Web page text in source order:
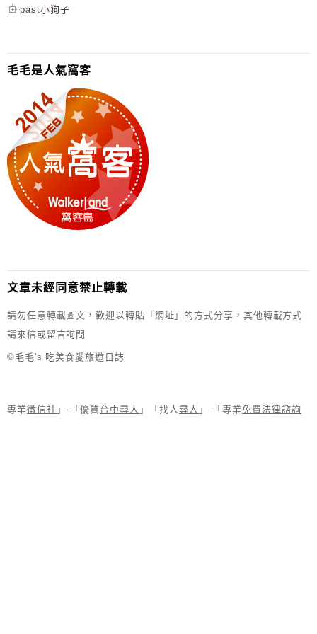
past小狗子
毛毛是人氣窩客
文章未經同意禁止轉載
請勿任意轉載圖文，歡迎以轉貼「網址」的方式分享，其他轉載方式
請來信或留言詢問
©毛毛's 吃美食愛旅遊日誌
專業徵信社 」-「優質台中尋人 」「找人 尋人 」-「專業免費法律諮詢